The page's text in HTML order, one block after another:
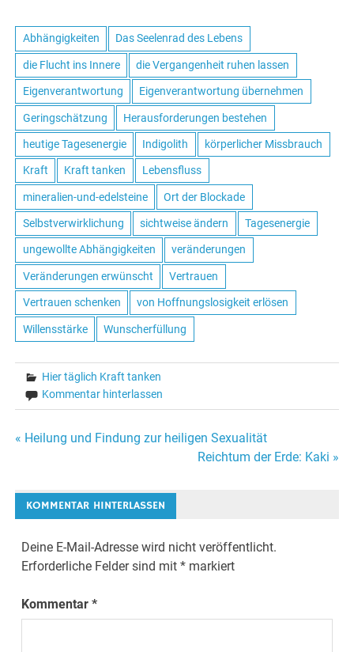
Abhängigkeiten Das Seelenrad des Lebens
die Flucht ins Innere die Vergangenheit ruhen lassen
Eigenverantwortung Eigenverantwortung übernehmen
Geringschätzung Herausforderungen bestehen
heutige Tagesenergie Indigolith körperlicher Missbrauch
Kraft Kraft tanken Lebensfluss
mineralien-und-edelsteine Ort der Blockade
Selbstverwirklichung sichtweise ändern Tagesenergie
ungewollte Abhängigkeiten veränderungen
Veränderungen erwünscht Vertrauen
Vertrauen schenken von Hoffnungslosigkeit erlösen
Willensstärke Wunscherfüllung
Hier täglich Kraft tanken
Kommentar hinterlassen
Navigation
« Heilung und Findung zur heiligen Sexualität
Reichtum der Erde: Kaki »
KOMMENTAR HINTERLASSEN
Deine E-Mail-Adresse wird nicht veröffentlicht.
Erforderliche Felder sind mit* markiert
Kommentar*